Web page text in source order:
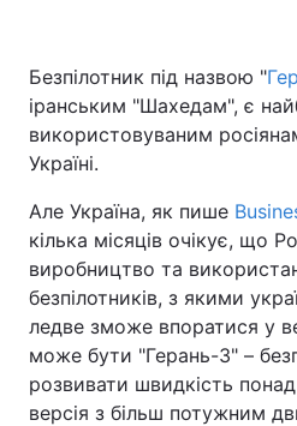
Головна
Україна
Спорт
Техно і зв'язок
Зброя
Здоров'я
Безпілотник під назвою "
іранським "Шахедам", є
використовуваним
Україні.
Але Україна, як пише
кілька місяців очікує, що
виробництво та
безпілотників, з якими
ледве зможе впоратися у
може бути "Герань-3" –
розвивати швидкість
версія з більш потужним